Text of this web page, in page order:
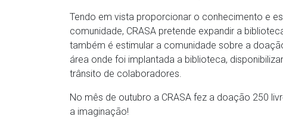
Tendo em vista proporcionar o conhecimento e
comunidade, CRASA pretende expandir a
também é estimular a comunidade sobre a
área onde foi implantada a biblioteca,
trânsito de colaboradores.
No mês de outubro a CRASA fez a doação 250
a imaginação!